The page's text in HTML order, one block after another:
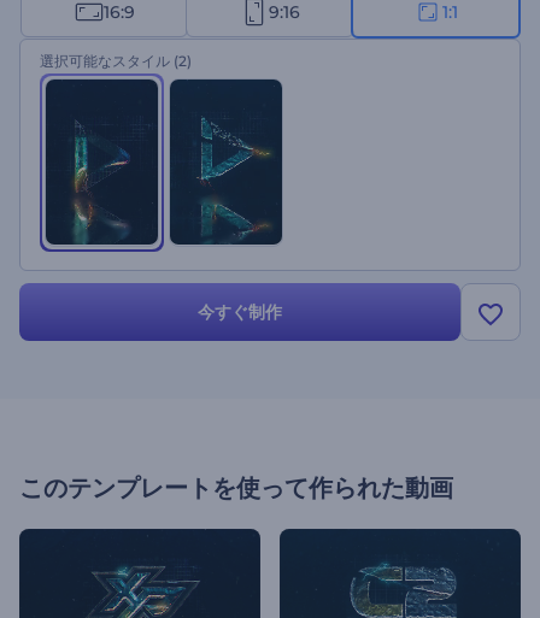
16:9 9:16 1:1
選択可能なスタイル (2)
今すぐ制作
このテンプレートを使って作られた動画